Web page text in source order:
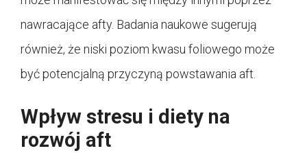
nawracające afty. Badania naukowe sugerują
również, że niski poziom kwasu foliowego może
być potencjalną przyczyną powstawania aft.
Wpływ stresu i diety na
rozwój aft